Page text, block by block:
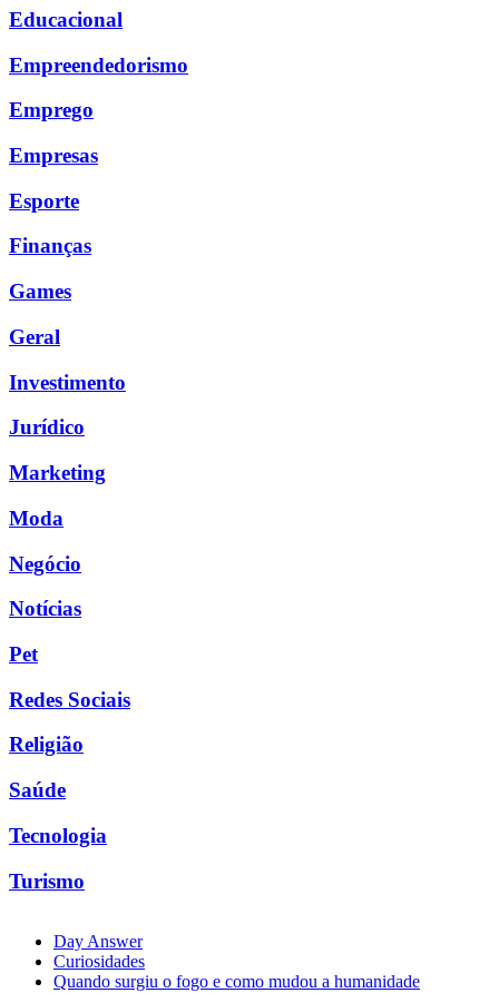
Educacional
Empreendedorismo
Emprego
Empresas
Esporte
Finanças
Games
Geral
Investimento
Jurídico
Marketing
Moda
Negócio
Notícias
Pet
Redes Sociais
Religião
Saúde
Tecnologia
Turismo
Day Answer
Curiosidades
Quando surgiu o fogo e como mudou a humanidade